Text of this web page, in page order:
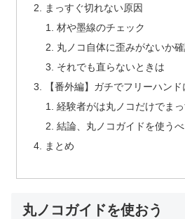
まっすぐ切れない原因
材や墨線のチェック
丸ノコ自体に歪みがないか
それでも直らないときは
【番外編】ガチでフリーハン
経験者がは丸ノコだけでま
結論、丸ノコガイドを使うべ
まとめ
丸ノコガイドを使おう